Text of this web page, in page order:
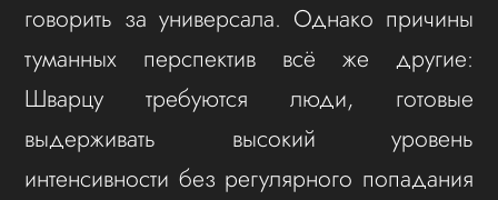
говорить за универсала. Однако причины
туманных перспектив всё же другие:
Шварцу требуются люди, готовые
выдерживать высокий уровень
интенсивности без регулярного попадания